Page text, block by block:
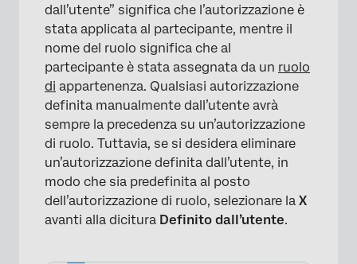
×
dall’utente” significa che l’autorizzazione è
stata applicata al partecipante, mentre il
nome del ruolo significa che al
partecipante è stata assegnata da un ruolo
di appartenenza. Qualsiasi autorizzazione
definita manualmente dall’utente avrà
sempre la precedenza su un’autorizzazione
di ruolo. Tuttavia, se si desidera eliminare
un’autorizzazione definita dall’utente, in
modo che sia predefinita al posto
dell’autorizzazione di ruolo, selezionare la X
avanti alla dicitura Definito dall’utente.